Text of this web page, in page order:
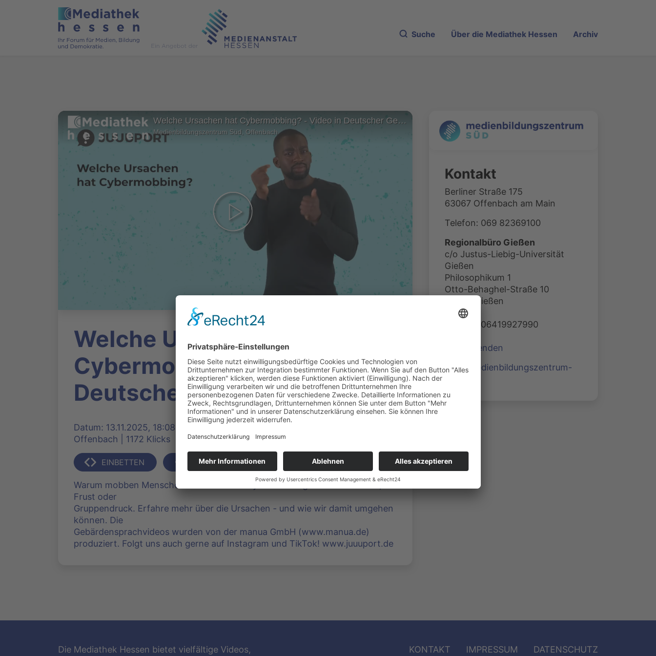
Suche Über die Mediathek Hessen Archiv
Welche Ursachen hat Cybermobbing? - Video in Deutscher Gebärdensprache
Medienbildungszentrum Süd, Offenbach
Welche Ursachen hat
Cybermobbing? - Video in
Deutscher Gebärdensprache
Datum: 13.11.2025, 18:08 Uhr | Produziert: Medienbildungszentrum Süd,
Offenbach | 1172 Klicks
EINBETTEN TEILEN
Warum mobben Menschen online? Hinter Cybermobbing stecken oft Neid,
Frust oder
Gruppendruck. Erfahre mehr über die Ursachen - und wie wir damit umgehen
können. Die
Gebärdensprachvideos wurden von der manua GmbH (www.manua.de)
produziert. Folgt uns auch gerne auf Instagram und TikTok! www.juuuport.de
Kontakt
Berliner Straße 175
63067 Offenbach am Main
Telefon: 069 82369100
Regionalbüro Gießen
c/o Justus-Liebig-Universität
Gießen
Philosophikum 1
Otto-Behaghel-Straße 10
35394 Gießen
Telefon: 06419927990
E-Mail senden
www.medienbildungszentrum-
Die Mediathek Hessen bietet vielfältige Videos, KONTAKT IMPRESSUM DATENSCHUTZ